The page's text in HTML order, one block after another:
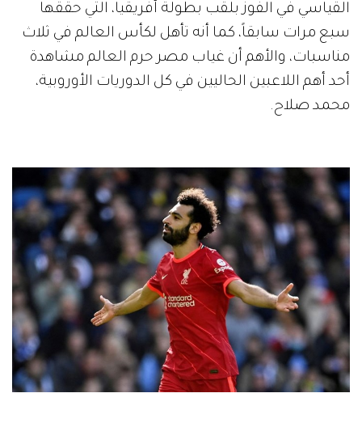
القياسي في الفوز بلقب بطولة أفريقيا، التي حققها
سبع مرات سابقاً، كما أنه تأهل لكأس العالم في ثلاث
مناسبات، والأهم أن غياب مصر حرم العالم مشاهدة
أحد أهم اللاعبين الحاليين في كل الدوريات الأوروبية،
محمد صلاح.